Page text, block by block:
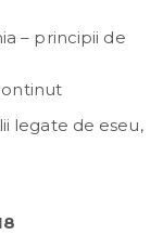
– principii de
legate de eseu,